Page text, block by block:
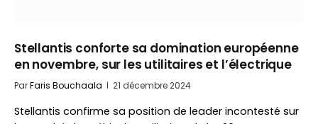
Stellantis conforte sa domination européenne
en novembre, sur les utilitaires et l’électrique
ParFaris Bouchaala 21 décembre 2024
Stellantis confirme sa position de leader incontesté sur